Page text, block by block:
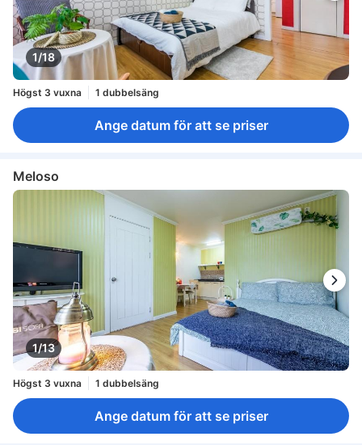
1/18
Högst 3 vuxna 1 dubbelsäng
Ange datum för att se priser
Meloso
1/13
Högst 3 vuxna 1 dubbelsäng
Ange datum för att se priser